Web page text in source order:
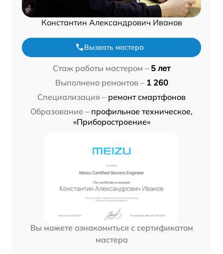
Константин Александрович Иванов
Вызвать мастера
Стаж работы мастером – 5 лет
Выполнено ремонтов – 1 260
Специализация – ремонт смартфонов
Образование – профильное техническое,
«Приборостроение»
Вы можете ознакомиться с сертификатом
мастера